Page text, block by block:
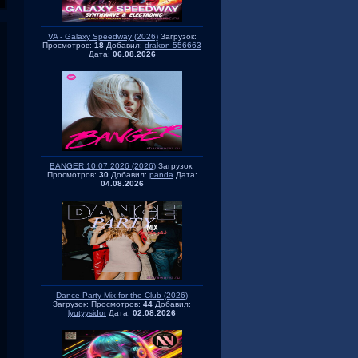
VA - Galaxy Speedway (2026)Загрузок:
Просмотров: 18 Добавил: drakon-556663
Дата: 06.08.2026
BANGER 10.07.2026 (2026) Загрузок:
Просмотров: 30Добавил: panda Дата:
04.08.2026
Dance Party Mix for the Club (2026)
Загрузок: Просмотров: 44 Добавил:
lyutyysidorДата: 02.08.2026